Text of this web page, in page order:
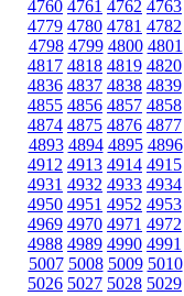
4760 4761 4762 4763
4779 4780 4781 4782
4798 4799 4800 4801
4817 4818 4819 4820
4836 4837 4838 4839
4855 4856 4857 4858
4874 4875 4876 4877
4893 4894 4895 4896
4912 4913 4914 4915
4931 4932 4933 4934
4950 4951 4952 4953
4969 4970 4971 4972
4988 4989 4990 4991
5007 5008 5009 5010
5026 5027 5028 5029